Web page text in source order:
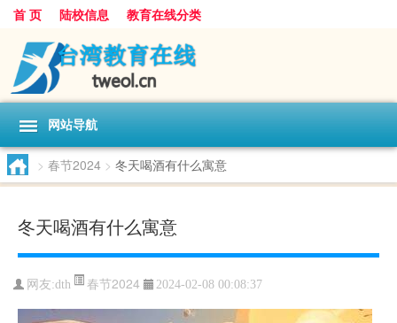
首 页 陆校信息 教育在线分类
网站导航
> 春节2024 > 冬天喝酒有什么寓意
冬天喝酒有什么寓意
网友:dth 春节2024 2024-02-08 00:08:37